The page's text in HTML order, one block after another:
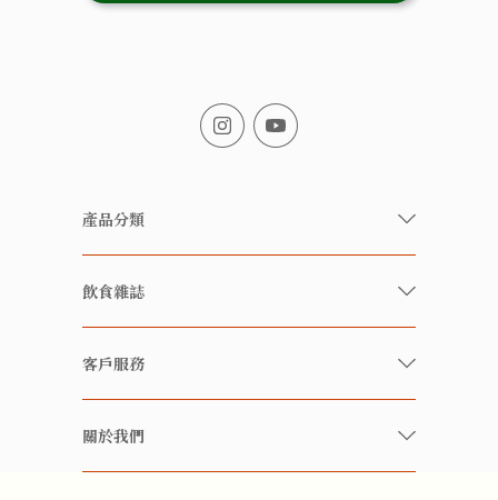
產品分類
有機/無農藥新鮮蔬果
有機 / 無添加飲品
養生保健好東西
酒類
飲食雜誌
快樂家庭 飲食雜誌
雲南搜食記
粒粒皆辛苦
客戶服務
常見問題
關於我們